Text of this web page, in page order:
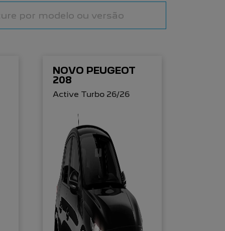
NOVO PEUGEOT
208
Active Turbo 26/26